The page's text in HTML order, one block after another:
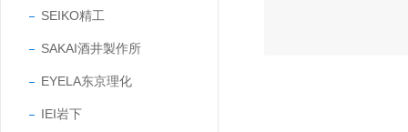
SEIKO精工
SAKAI酒井製作所
EYELA东京理化
IEI岩下